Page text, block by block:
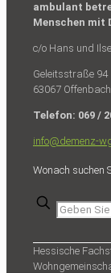
ambulant
Menschen mit
c/o Hans und
Geleitsstraße 94
63067 Offenbach
Telefon: 069 /
info@demenz-
Wonach suchen
Hessische